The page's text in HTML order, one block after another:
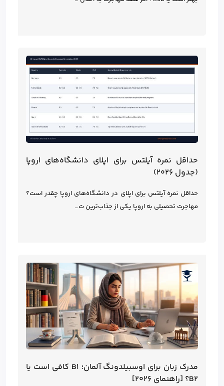
حداقل نمره آیلتس برای اپلای دانشگاه‌های اروپا
(جدول ۲۰۲۶)
حداقل نمره آیلتس برای اپلای در دانشگاه‌های اروپا چقدر است؟
مهاجرت تحصیلی به اروپا یکی از جذاب‌ترین ت…
مدرک زبان برای اوسبیلدونگ آلمان؛ B1 کافی است یا
B2؟ [راهنمای ۲۰۲۶]